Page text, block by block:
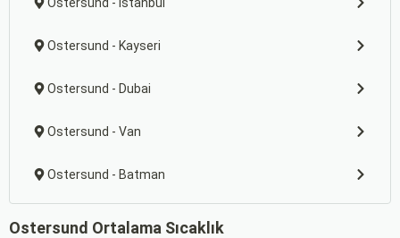
Ostersund - Kayseri
Ostersund - Dubai
Ostersund - Van
Ostersund - Batman
Ostersund Ortalama Sıcaklık